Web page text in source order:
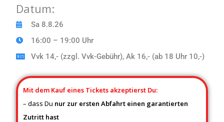
Datum:
Sa 8.8.26
16:00 – 19:00 Uhr
Vvk 14,- (zzgl. Vvk-Gebühr), Ak 16,- (ab 18 Uhr 10,-)
Mit dem Kauf eines Tickets akzeptierst Du:
– dass Du nur zur ersten Abfahrt einen garantierten
Zutritt hast